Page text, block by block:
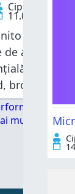
Ciprian Adrian
11.02.2026
sau
a naviga
decât
browserul
urile și
și nici